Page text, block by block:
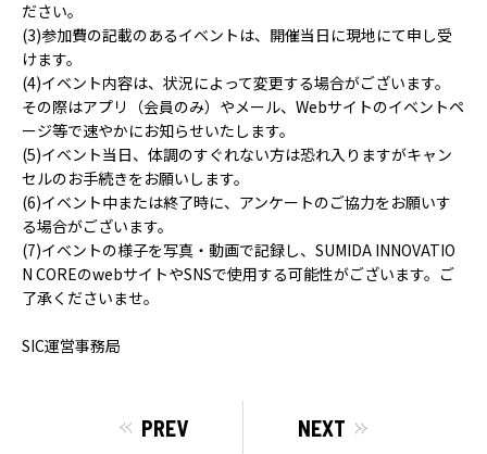
ださい。
(3)参加費の記載のあるイベントは、開催当日に現地にて申し受
けます。
(4)イベント内容は、状況によって変更する場合がございます。
その際はアプリ（会員のみ）やメール、Webサイトのイベントペ
ージ等で速やかにお知らせいたします。
(5)イベント当日、体調のすぐれない方は恐れ入りますがキャン
セルのお手続きをお願いします。
(6)イベント中または終了時に、アンケートのご協力をお願いす
る場合がございます。
(7)イベントの様子を写真・動画で記録し、SUMIDA INNOVATIO
N COREのwebサイトやSNSで使用する可能性がございます。ご
了承くださいませ。
SIC運営事務局
PREV NEXT